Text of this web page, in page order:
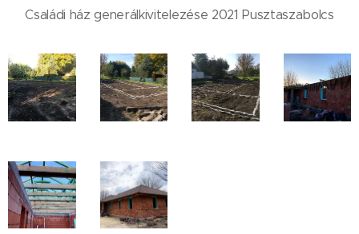
Családi ház generálkivitelezése 2021 Pusztaszabolcs